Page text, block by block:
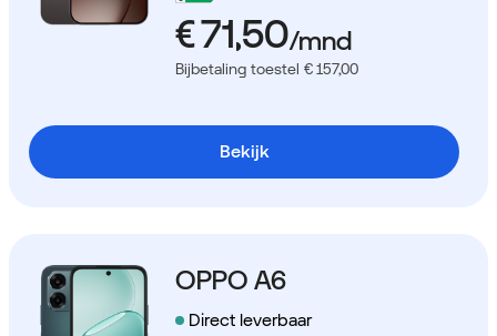
Bijbetaling toestel € 157,00
Bekijk
OPPO A6
Direct leverbaar